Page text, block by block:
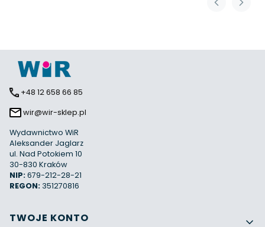
+48 12 658 66 85
wir@wir-sklep.pl
Wydawnictwo WiR
Aleksander Jaglarz
ul. Nad Potokiem 10
30-830 Kraków
NIP:679-212-28-21
REGON: 351270816
Linki w stopce
TWOJE KONTO